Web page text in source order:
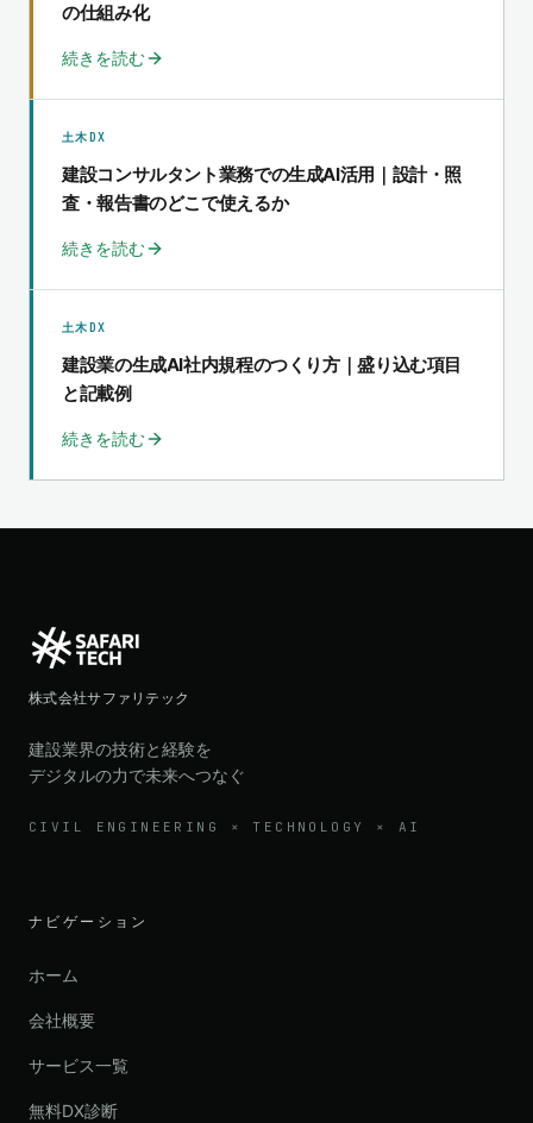
の仕組み化
続きを読む
土木DX
建設コンサルタント業務での生成AI活用｜設計・照
査・報告書のどこで使えるか
続きを読む
土木DX
建設業の生成AI社内規程のつくり方｜盛り込む項目
と記載例
続きを読む
株式会社サファリテック
建設業界の技術と経験を
デジタルの力で未来へつなぐ
CIVIL ENGINEERING × TECHNOLOGY × AI
ナビゲーション
ホーム
会社概要
サービス一覧
無料DX診断